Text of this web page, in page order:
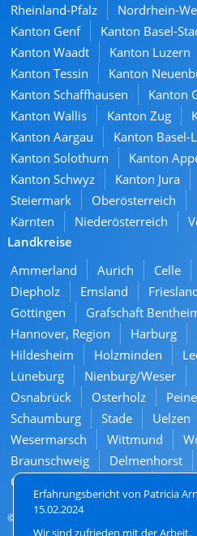
Erfahrungsbericht von Patricia
15.02.2024
Wir sind zufrieden mit der Arbeit.
Rheinland-Pfalz
Nordrhein-
Kanton Genf
Kanton Basel-
Kanton Waadt
Kanton Luzern
Kanton Tessin
Kanton
Kanton Schaffhausen
Kanton
Kanton Wallis
Kanton Zug
Kanton Aargau
Kanton Basel-
Kanton Solothurn
Kanton
Kanton Schwyz
Kanton Jura
Steiermark
Oberösterreich
Kärnten
Niederösterreich
Landkreise
Ammerland
Aurich Celle
Diepholz
Emsland
Göttingen
Grafschaft
Hannover, Region
Harburg
Hildesheim
Holzminden
Lüneburg
Nienburg/Weser
Osnabrück
Osterholz Peine
Schaumburg
Stade Uelzen
Wesermarsch
Wittmund
Braunschweig
Delmenhorst
Osnabrück
© 2026. All rights reserved